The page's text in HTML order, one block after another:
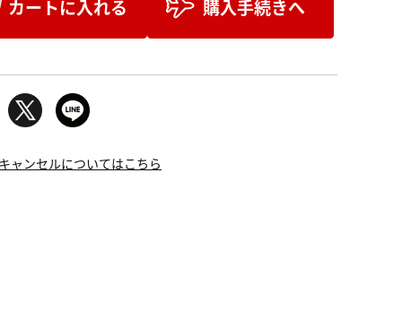
カートに入れる 購入手続きへ
ャンセルについてはこちら